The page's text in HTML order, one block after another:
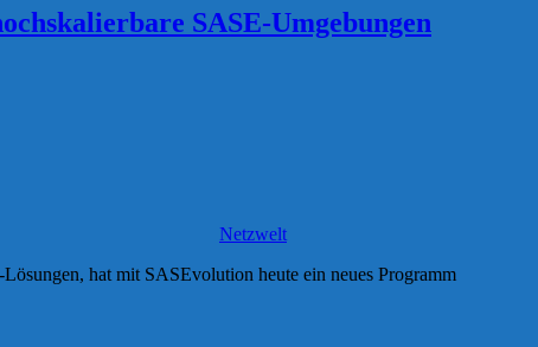
SASE-Umgebungen
Netzwelt
hat mit SASEvolution heute ein neues Programm